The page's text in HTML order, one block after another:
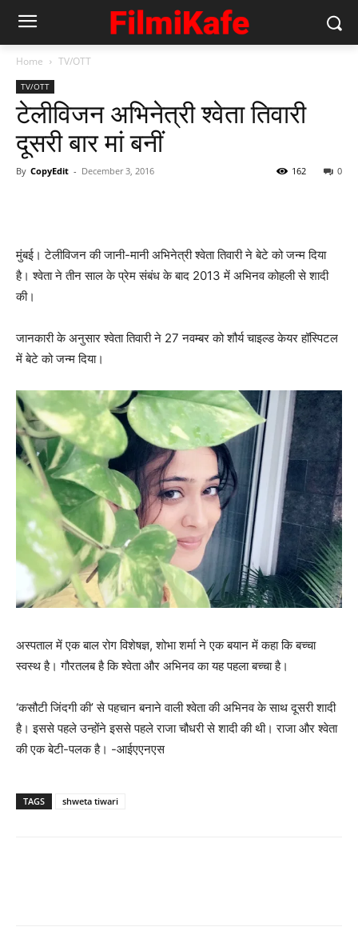
Home TV/OTT
TV/OTT
टेलीविजन अभिनेत्री श्‍वेता तिवारी
दूसरी बार मां बनीं
By CopyEdit - December 3, 2016 0
162
मुंबई। टेलीविजन की जानी-मानी अभिनेत्री श्वेता तिवारी ने बेटे को जन्म दिया
है। श्वेता ने तीन साल के प्रेम संबंध के बाद 2013 में अभिनव कोहली से शादी
की।
जानकारी के अनुसार श्‍वेता तिवारी ने 27 नवम्बर को शौर्य चाइल्ड केयर हॉस्पिटल
में बेटे को जन्म दिया।
अस्पताल में एक बाल रोग विशेषज्ञ, शोभा शर्मा ने एक बयान में कहा कि बच्चा
स्वस्थ है। गौरतलब है कि श्वेता और अभिनव का यह पहला बच्चा है।
‘कसौटी जिंदगी की’ से पहचान बनाने वाली श्वेता की अभिनव के साथ दूसरी शादी
है। इससे पहले उन्होंने इससे पहले राजा चौधरी से शादी की थी। राजा और श्वेता
की एक बेटी-पलक है। -आईएएनएस
TAGS shweta tiwari